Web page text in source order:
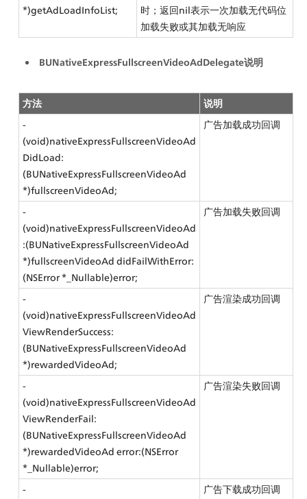
*)getAdLoadInfoList;
时；返回nil表示一次加载无代码位
加载失败或其加载无响应
BUNativeExpressFullscreenVideoAdDelegate说明
方法
说明
-
(void)nativeExpressFullscreenVideoAd
DidLoad:
(BUNativeExpressFullscreenVideoAd
*)fullscreenVideoAd;
广告加载成功回调
-
(void)nativeExpressFullscreenVideoAd
:(BUNativeExpressFullscreenVideoAd
*)fullscreenVideoAd didFailWithError:
(NSError *_Nullable)error;
广告加载失败回调
-
(void)nativeExpressFullscreenVideoAd
ViewRenderSuccess:
(BUNativeExpressFullscreenVideoAd
*)rewardedVideoAd;
广告渲染成功回调
-
(void)nativeExpressFullscreenVideoAd
ViewRenderFail:
(BUNativeExpressFullscreenVideoAd
*)rewardedVideoAd error:(NSError
*_Nullable)error;
广告渲染失败回调
-
广告下载成功回调